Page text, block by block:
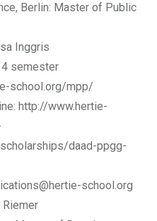
Berlin: Master of Public
Inggris
4 semester
school.org/mpp/
http://www.hertie-
daad-ppgg-
school.org
Riemer